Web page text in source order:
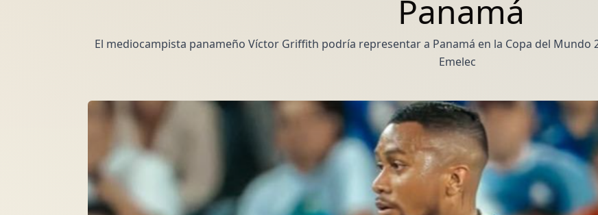
Panamá
El mediocampista panameño Víctor Griffith podría representar a Panamá en la Copa del
Emelec